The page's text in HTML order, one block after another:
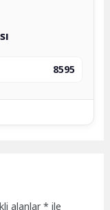
8595
alanlar* ile